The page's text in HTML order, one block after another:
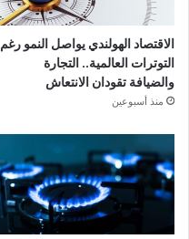
الاقتصاد الهولندي يواصل النمو رغم
التوترات العالمية.. التجارة
والضيافة تقودان الانتعاش
منذ أسبوعين